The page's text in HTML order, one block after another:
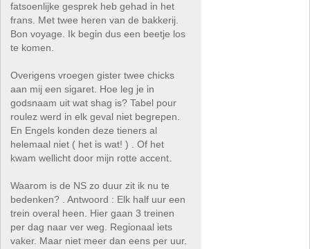
fatsoenlijke gesprek heb gehad in het
frans. Met twee heren van de bakkerij.
Bon voyage. Ik begin dus een beetje los
te komen.
Overigens vroegen gister twee chicks
aan mij een sigaret. Hoe leg je in
godsnaam uit wat shag is? Tabel pour
roulez werd in elk geval niet begrepen.
En Engels konden deze tieners al
helemaal niet ( het is wat! ) . Of het
kwam wellicht door mijn rotte accent.
Waarom is de NS zo duur zit ik nu te
bedenken? . Antwoord : Elk half uur een
trein overal heen. Hier gaan 3 treinen
per dag naar ver weg. Regionaal iets
vaker. Maar niet meer dan eens per uur.